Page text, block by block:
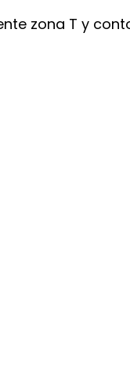
zona T y